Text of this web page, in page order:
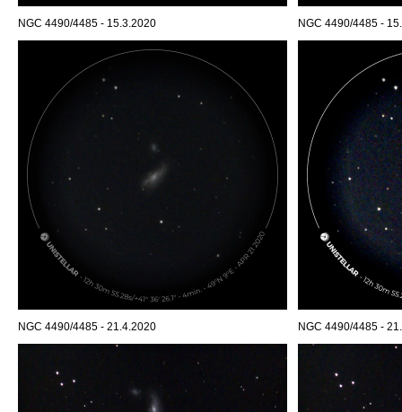
NGC 4490/4485 - 15.3.2020 NGC 4490/4485 -
NGC 4490/4485 - 21.4.2020 NGC 4490/4485 -